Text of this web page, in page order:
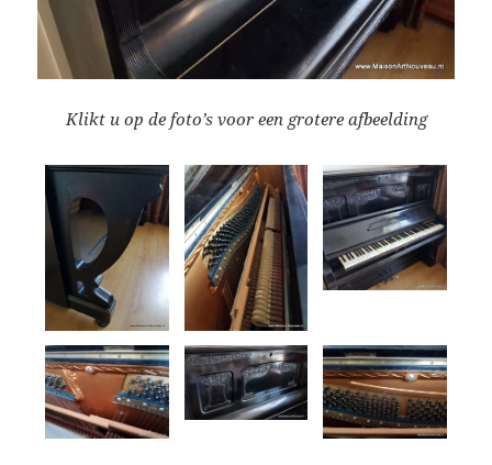
Klikt u op de foto’s voor een grotere afbeelding